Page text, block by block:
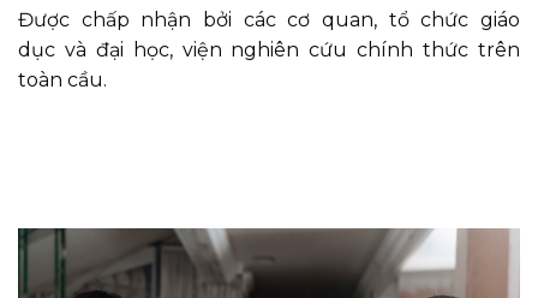
Được chấp nhận bởi các cơ quan, tổ chức giáo
dục và đại học, viện nghiên cứu chính thức trên
toàn cầu.